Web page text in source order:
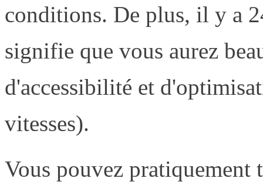
conditions. De plus, il y a
signifie que vous aurez
d'accessibilité et
vitesses).
Vous pouvez pratiquement